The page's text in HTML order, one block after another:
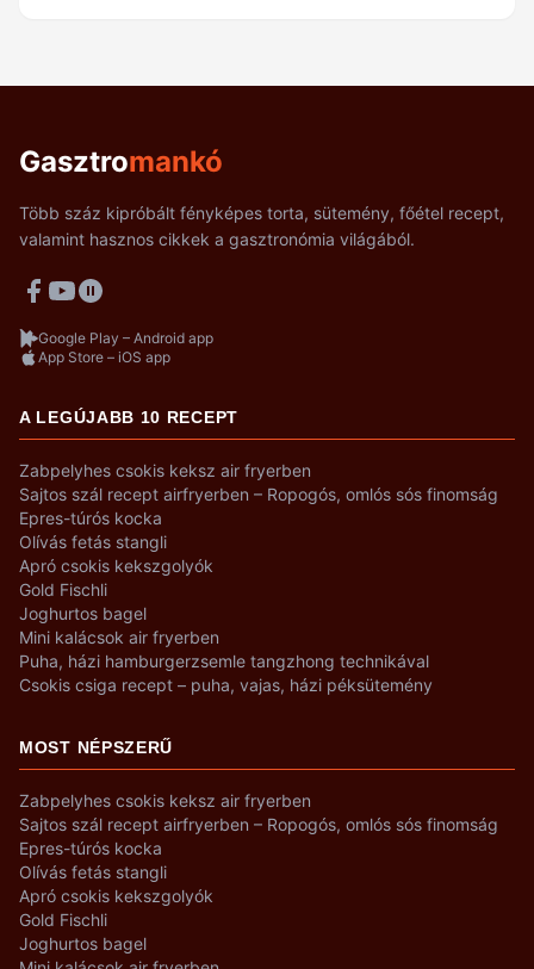
Gasztromankó
Több száz kipróbált fényképes torta, sütemény, főétel recept,
valamint hasznos cikkek a gasztronómia világából.
Google Play – Android app
App Store – iOS app
A LEGÚJABB 10 RECEPT
Zabpelyhes csokis keksz air fryerben
Sajtos szál recept airfryerben – Ropogós, omlós sós finomság
Epres-túrós kocka
Olívás fetás stangli
Apró csokis kekszgolyók
Gold Fischli
Joghurtos bagel
Mini kalácsok air fryerben
Puha, házi hamburgerzsemle tangzhong technikával
Csokis csiga recept – puha, vajas, házi péksütemény
MOST NÉPSZERŰ
Zabpelyhes csokis keksz air fryerben
Sajtos szál recept airfryerben – Ropogós, omlós sós finomság
Epres-túrós kocka
Olívás fetás stangli
Apró csokis kekszgolyók
Gold Fischli
Joghurtos bagel